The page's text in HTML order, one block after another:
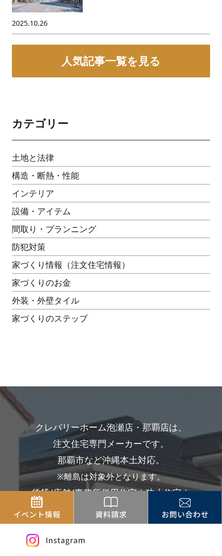
2025.10.26
人気記事一覧を見る
カテゴリー
土地と法律
構造・断熱・性能
インテリア
設備・アイテム
間取り・プランニング
防犯対策
家づくり情報（注文住宅情報）
家づくりのお金
外装・外壁タイル
家づくりのステップ
クレバリーホーム泡瀬店・那覇店は、
注文住宅専門メーカーです。
那覇市など沖縄本土対応。
※離島は対象外となります。
賃貸/店舗/事務所併用住宅｜狭小住宅｜
屋上/地下室付き住宅ならお任せください。
お問合せの方